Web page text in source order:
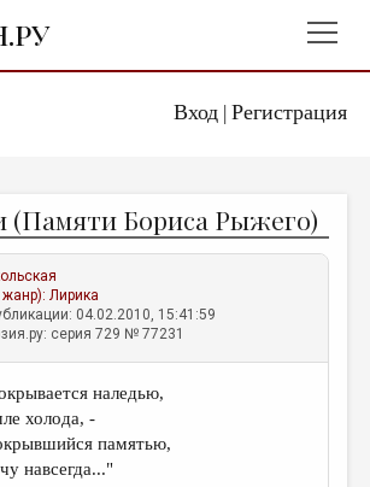
Вход| Регистрация
(Памяти Бориса Рыжего)
жанр):Лирика
04.02.2010, 15:41:59
серия 729 № 77231
наледью,
холода, -
памятью,
навсегда..."